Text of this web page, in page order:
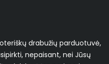
drabužių parduotuvė,
nepaisant, nei Jūsų